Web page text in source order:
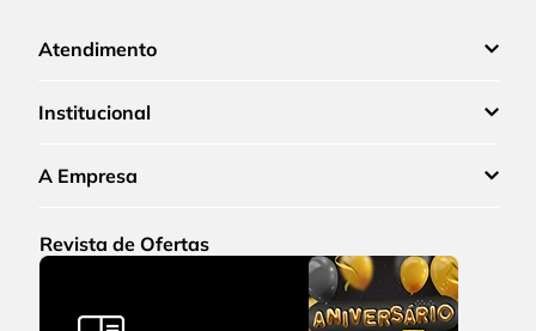
Atendimento
Institucional
A Empresa
Revista de Ofertas